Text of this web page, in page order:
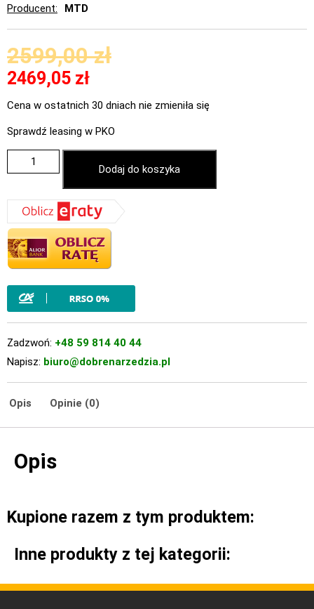
Producent
MTD
2599,00zł
2469,05 zł
Cena w ostatnich 30 dniach nie zmieniła się
Sprawdź leasing w PKO
Dodaj do koszyka
Zadzwoń: +48 59 814 40 44
Napisz: biuro@dobrenarzedzia.pl
Opis Opinie (0)
Opis
Kupione razem z tym produktem:
Inne produkty z tej kategorii: